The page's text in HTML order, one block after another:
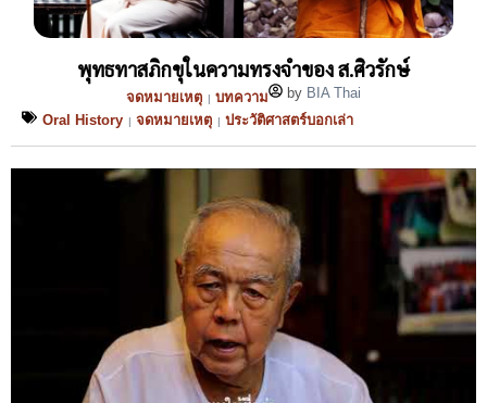
พุทธทาสภิกขุในความทรงจำของ ส.ศิวรักษ์
จดหมายเหตุ | บทความ by BIA Thai
Oral History | จดหมายเหตุ | ประวัติศาสตร์บอกเล่า